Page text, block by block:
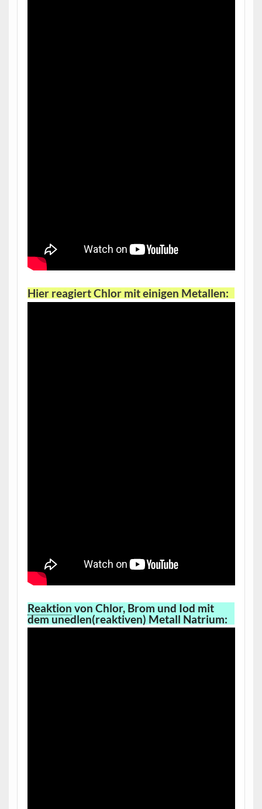
Hier reagiert Chlor mit einigen Metallen:
Reaktion von Chlor, Brom und Iod mit
dem unedlen(reaktiven) Metall Natrium: